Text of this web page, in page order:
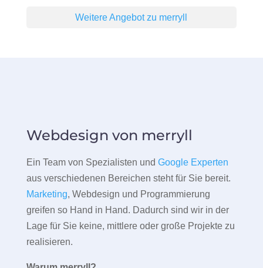
Weitere Angebot zu merryll
Webdesign von merryll
Ein Team von Spezialisten und Google Experten
aus verschiedenen Bereichen steht für Sie bereit.
Marketing, Webdesign und Programmierung
greifen so Hand in Hand. Dadurch sind wir in der
Lage für Sie keine, mittlere oder große Projekte zu
realisieren.